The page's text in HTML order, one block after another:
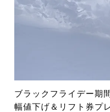
ブラックフライデー期
幅値下げ＆リフト券プ